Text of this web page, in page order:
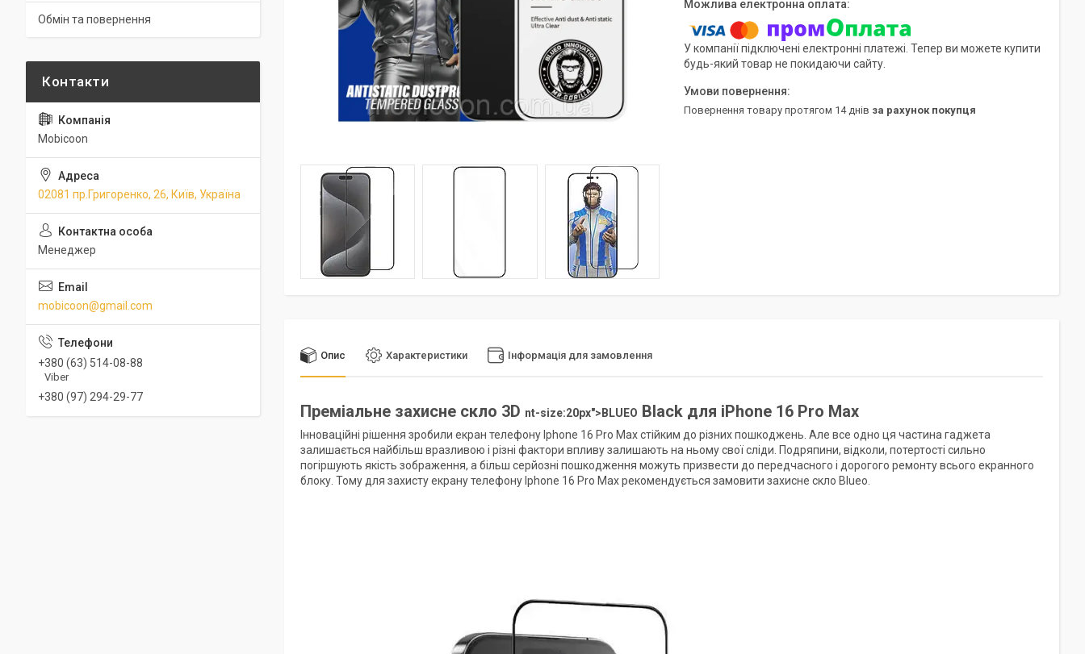
У компанії підключені електронні платежі. Тепер ви можете купити
будь-який товар не покидаючи сайту.
повернення товару протягом 14 днів за рахунок покупця
Опис Характеристики Інформація для замовлення
Преміальне захисне скло 3D nt-size:20px">BLUEO Black для iPhone 16 Pro Max
Інноваційні рішення зробили екран телефону Iphone 16 Pro Max стійким до різних пошкоджень. Але все одно ця частина гаджета
залишається найбільш вразливою і різні фактори впливу залишають на ньому свої сліди. Подряпини, відколи, потертості сильно
погіршують якість зображення, а більш серйозні пошкодження можуть призвести до передчасного і дорогого ремонту всього екранного
блоку. Тому для захисту екрану телефону Iphone 16 Pro Max рекомендується замовити захисне скло Blueo.
Обмін та повернення
Mobicoon
02081 пр.Григоренко, 26, Київ, Україна
Менеджер
mobicoon@gmail.com
+380 (63) 514-08-88
Viber
+380 (97) 294-29-77